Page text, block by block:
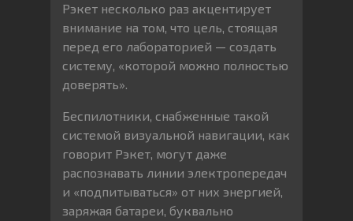
Рэкет несколько раз акцентирует
внимание на том, что цель, стоящая
перед его лабораторией — создать
систему, «которой можно полностью
доверять».
Беспилотники, снабженные такой
системой визуальной навигации, как
говорит Рэкет, могут даже
распознавать линии электропередач
и «подпитываться» от них энергией,
заряжая батареи, буквально